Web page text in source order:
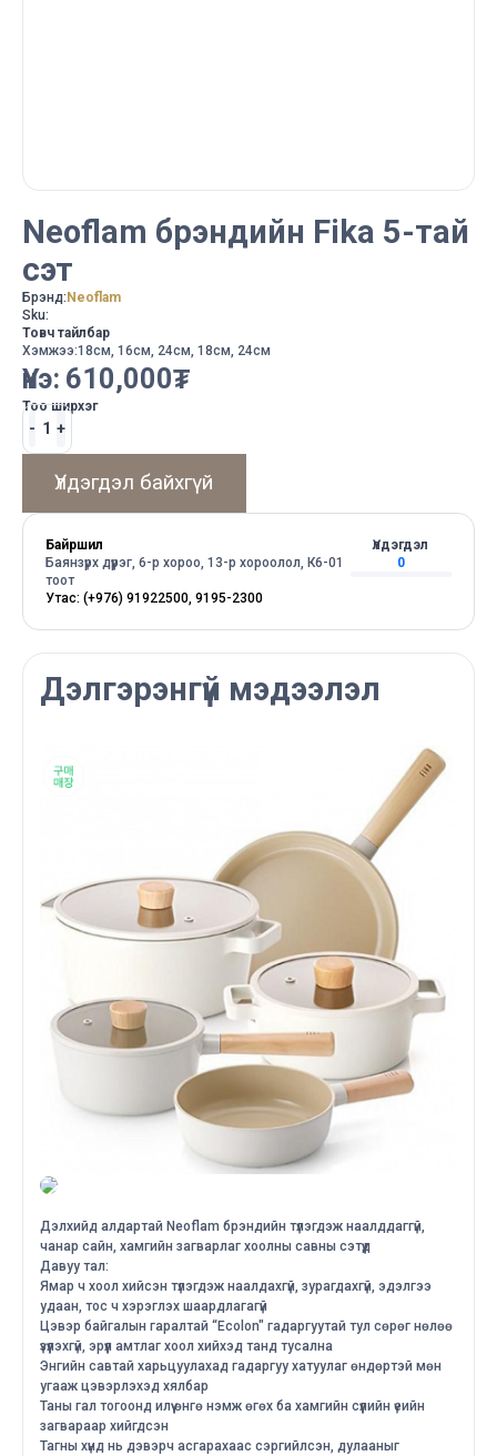
Neoflam брэндийн Fika 5-тай
сэт
Брэнд:Neoflam
Sku:
Товч тайлбар
Хэмжээ:18см, 16см, 24см, 18см, 24см
Үнэ: 610,000₮
Тоо ширхэг
Үлдэгдэл байхгүй
Байршил
Баянзүрх дүүрэг, 6-р хороо, 13-р хороолол, К6-01
тоот
Утас: (+976) 91922500, 9195-2300
Үлдэгдэл
0
Дэлгэрэнгүй мэдээлэл
Дэлхийд алдартай Neoflam брэндийн түлэгдэж наалддаггүй,
чанар сайн, хамгийн загварлаг хоолны савны сэтүүд
Давуу тал:
Ямар ч хоол хийсэн түлэгдэж наалдахгүй, зурагдахгүй, эдэлгээ
удаан, тос ч хэрэглэх шаардлагагүй
Цэвэр байгалын гаралтай “Ecolon" гадаргуутай тул сөрөг нөлөө
үзүүлэхгүй, эрүүл амтлаг хоол хийхэд танд тусална
Энгийн савтай харьцуулахад гадаргуу хатуулаг өндөртэй мөн
угааж цэвэрлэхэд хялбар
Таны гал тогоонд илүү өнгө нэмж өгөх ба хамгийн сүүлийн үеийн
загвараар хийгдсэн
Тагны хүнд нь дэвэрч асгарахаас сэргийлсэн, дулааныг